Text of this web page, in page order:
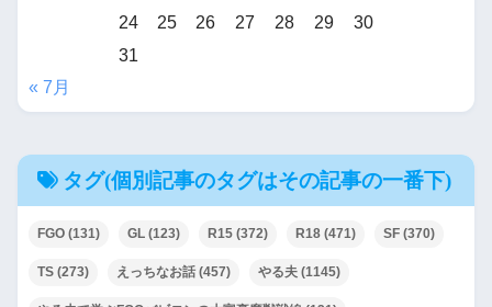
24
25 26 27 28 29
30
31
« 7月
タグ(個別記事のタグはその記事の一番下)
FGO (131) GL (123) R15 (372) R18 (471) SF (370)
TS (273) えっちなお話 (457) やる夫 (1145)